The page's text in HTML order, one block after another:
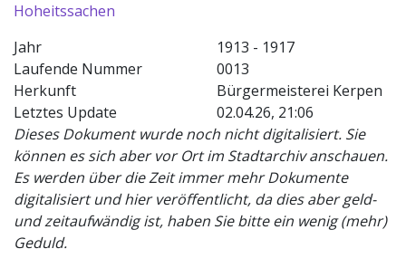
Hoheitssachen
Jahr
1913 - 1917
Laufende Nummer
0013
Herkunft
Bürgermeisterei Kerpen
Letztes Update
02.04.26, 21:06
Dieses Dokument wurde noch nicht digitalisiert. Sie
können es sich aber vor Ort im Stadtarchiv anschauen.
Es werden über die Zeit immer mehr Dokumente
digitalisiert und hier veröffentlicht, da dies aber geld-
und zeitaufwändig ist, haben Sie bitte ein wenig (mehr)
Geduld.